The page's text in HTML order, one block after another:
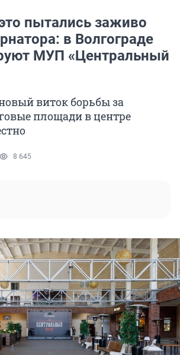
пытались заживо
в Волгограде
МУП «Центральный
виток борьбы за
площади в центре
8 645